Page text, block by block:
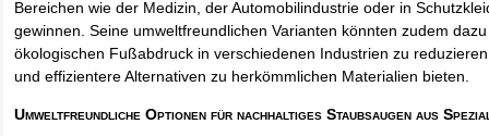
Bereichen wie der Medizin, der Automobilindustrie oder in
gewinnen. Seine umweltfreundlichen Varianten könnten zudem
ökologischen Fußabdruck in verschiedenen Industrien zu
und effizientere Alternativen zu herkömmlichen Materialien bieten.
Umweltfreundliche Optionen für nachhaltiges Staubsaugen aus